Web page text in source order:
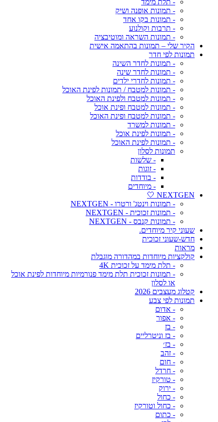
- תלת מימד
- תמונות אופנה ושיק
- תמונות בקו אחד
- תרבות וקולנוע
- תמונות השראה ומוטיבציה
הקיר שלי – תמונות בהתאמה אישית
תמונות לפי חדר
- תמונות לחדר השינה
- תמונות לחדר שינה
- תמונות לחדרי ילדים
- תמונות למטבח / תמונות לפינת האוכל
- תמונות למטבח ולפינת האוכל
- תמונות למטבח ופינת אוכל
- תמונות למטבח ופינת האוכל
- תמונות למשרד
- תמונות לפינת אוכל
- תמונות לפינת האוכל
תמונות לסלון
- שלשות
- זוגות
- בודדות
- מיוחדים
NEXTGEN 🤍
- תמונות וינטג' ורטרו - NEXTGEN
- תמונות זכוכית - NEXTGEN
- תמונות קנבס - NEXTGEN
שעוני קיר מיוחדים.
חדש-שעוני זכוכית
מראות
קולקציות מיוחדות במהדורה מוגבלת
- תלת מימד על זכוכית 4K
- תמונות זכוכית תלת מימד פנורמיות מיוחדות לפינת אוכל
או לסלון
קטלוג מעצבים 2026
תמונות לפי צבע
- אדום
- אפור
- בז
- בז וניטרליים
- בז׳
- זהב
- חום
- חרדל
- טורקיז
- ירוק
- כחול
- כחול וטורקיז
- כתום